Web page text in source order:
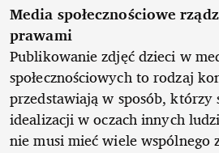
Media społecznościowe
prawami
Publikowanie zdjęć dzieci w
społecznościowych to rodzaj
przedstawiają w sposób, którzy
idealizacji w oczach innych
nie musi mieć wiele wspólnego